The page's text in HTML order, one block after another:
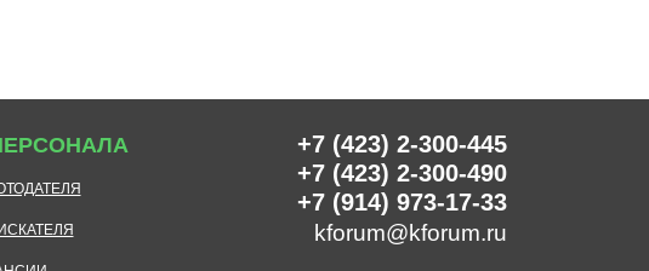
+7 (423) 2-300-445
+7 (423) 2-300-490
+7 (914) 973-17-33
kforum@kforum.ru